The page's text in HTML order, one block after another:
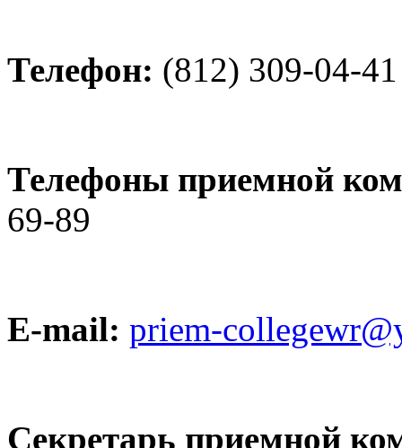
Телефон: (812) 309-04-41
Телефоны приемной
69-89
E-mail: priem-
Секретарь приемной